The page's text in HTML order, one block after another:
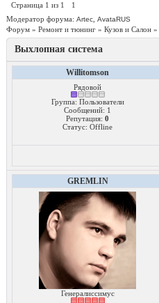
Страница 1 из 1
1
Модератор форума: Artec AvataRUS
Форум » Ремонт и тюнинг » Кузов и Салон »
Выхлопная система
Willitomson
Рядовой
Группа: Пользователи
Сообщений: 1
Репутация: 0
Статус: Offline
GREMLIN
Генералиссимус